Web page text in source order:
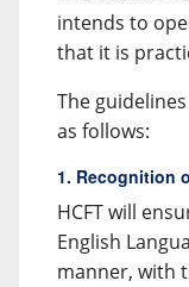
intends to
that it is
The
as follows:
1. Recognition
HCFT will
English
manner, with